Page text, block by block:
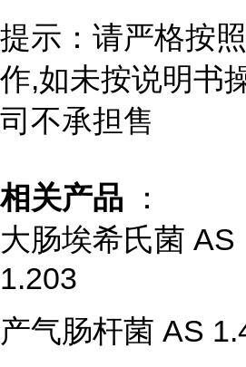
提示：请严格按
作,如未按说明书
司不承担售
相关产品 ：
大肠埃希氏菌 AS
1.203
产气肠杆菌 AS